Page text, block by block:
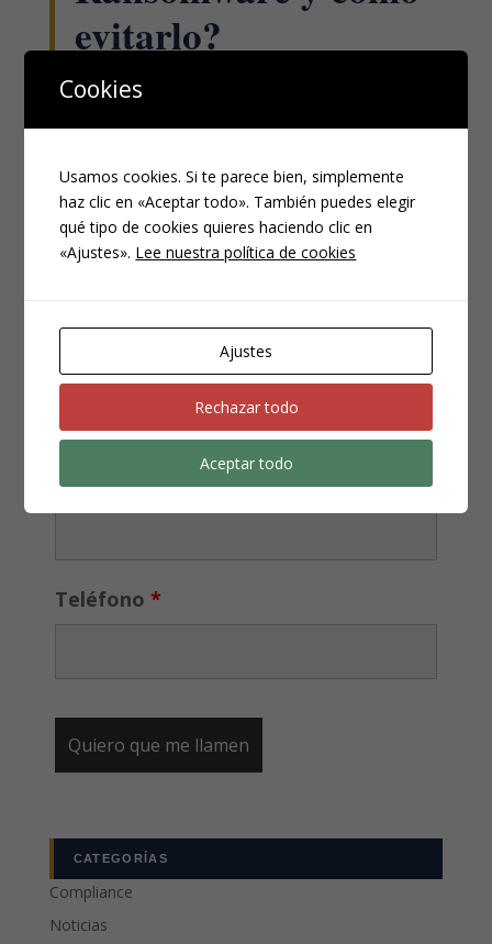
evitarlo?
actualidad en ciernes el ciberataque al Hospital Clínic
de Barcelona que sufrió el pasado 5 de marzo, y que
ante la falta de pago del rescate solicitado está...
¿NECESITAS UN ABOGADO?
Los campos marcados con*son obligatorios
Email*
Teléfono *
CATEGORÍAS
Compliance
Noticias
Cookies
Usamos cookies. Si te parece bien, simplemente
haz clic en «Aceptar todo». También puedes elegir
qué tipo de cookies quieres haciendo clic en
«Ajustes». Lee nuestra política de cookies
Ajustes
Rechazar todo
Aceptar todo